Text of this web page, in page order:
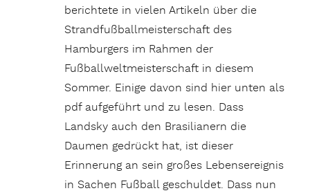
berichtete in vielen Artikeln über die
Strandfußballmeisterschaft des
Hamburgers im Rahmen der
Fußballweltmeisterschaft in diesem
Sommer. Einige davon sind hier unten als
pdf aufgeführt und zu lesen. Dass
Landsky auch den Brasilianern die
Daumen gedrückt hat, ist dieser
Erinnerung an sein großes Lebensereignis
in Sachen Fußball geschuldet. Dass nun